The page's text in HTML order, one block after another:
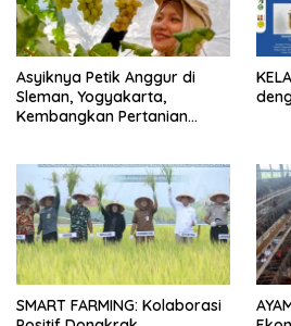
Asyiknya Petik Anggur di
Sleman, Yogyakarta,
Kembangkan Pertanian
SMART FARMING: Kolaborasi